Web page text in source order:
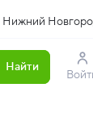
Нижний
Найти